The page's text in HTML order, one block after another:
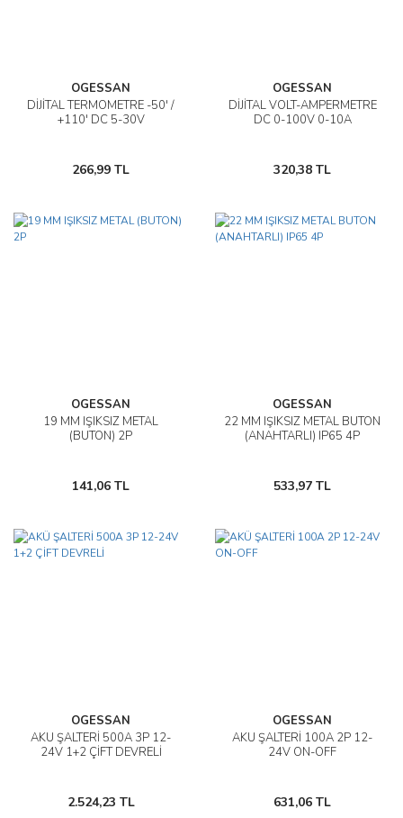
OGESSAN
DİJİTAL TERMOMETRE -50' /
+110' DC 5-30V
266,99 TL
OGESSAN
DİJİTAL VOLT-AMPERMETRE
DC 0-100V 0-10A
320,38 TL
OGESSAN
19 MM IŞIKSIZ METAL
(BUTON) 2P
141,06 TL
OGESSAN
22 MM IŞIKSIZ METAL BUTON
(ANAHTARLI) IP65 4P
533,97 TL
OGESSAN
AKÜ ŞALTERİ 500A 3P 12-
24V 1+2 ÇİFT DEVRELİ
2.524,23 TL
OGESSAN
AKÜ ŞALTERİ 100A 2P 12-
24V ON-OFF
631,06 TL